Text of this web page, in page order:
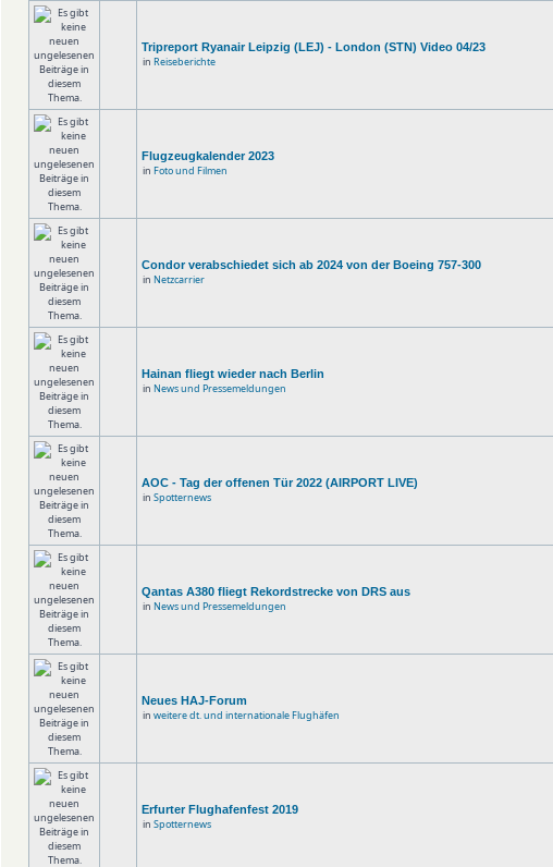
Tripreport Ryanair Leipzig (LEJ) - London (STN) Video 04/23
in Reiseberichte
Flugzeugkalender 2023
in Foto und Filmen
Condor verabschiedet sich ab 2024 von der Boeing 757-300
in Netzcarrier
Hainan fliegt wieder nach Berlin
in News und Pressemeldungen
AOC - Tag der offenen Tür 2022 (AIRPORT LIVE)
in Spotternews
Qantas A380 fliegt Rekordstrecke von DRS aus
in News und Pressemeldungen
Neues HAJ-Forum
in weitere dt. und internationale Flughäfen
Erfurter Flughafenfest 2019
in Spotternews